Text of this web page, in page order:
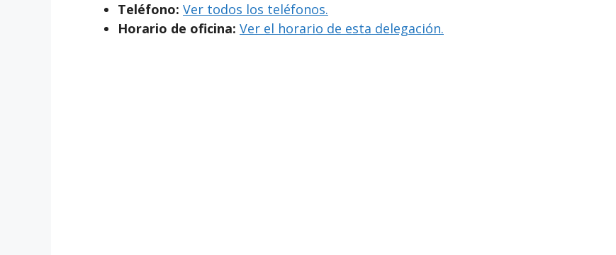
Teléfono: Ver todos los teléfonos.
Horario de oficina: Ver el horario de esta delegación.